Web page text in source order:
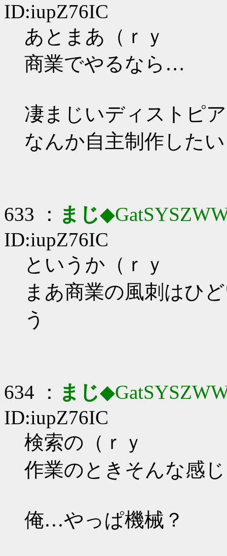
ID:iupZ76IC
あとまあ（ｒｙ
商業でやるなら…
凄まじいディストピ
なんか自主制作した
633 ： まじ
ID:iupZ76IC
というか（ｒｙ
まあ商業の風刺はひ
う
634 ： まじ
ID:iupZ76IC
検索の（ｒｙ
作業のときそんな感
俺…やっぱ機械？